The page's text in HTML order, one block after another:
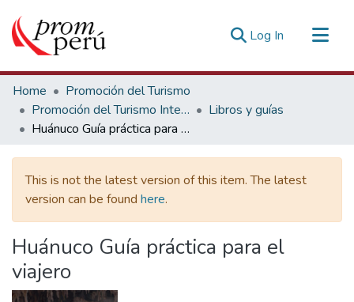
Log In (current)
Communities & Collections
All of DSpace
Statistics
Estadísticas Externas
Home
Promoción del Turismo
Promoción del Turismo Interno
Libros y guías
Huánuco Guía práctica para el viajero
This is not the latest version of this item. The latest
version can be found here.
Huánuco Guía práctica para el
viajero